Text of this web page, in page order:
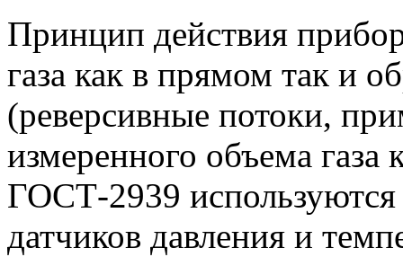
Принцип действия
газа как в прямом так и
(реверсивные потоки,
измеренного объема
ГОСТ-2939
датчиков давления и